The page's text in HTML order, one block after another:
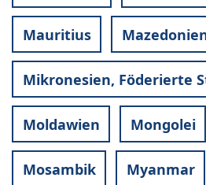
Mauritius
Mikronesien, Föderierte
Moldawien Mongolei
Mosambik Myanmar